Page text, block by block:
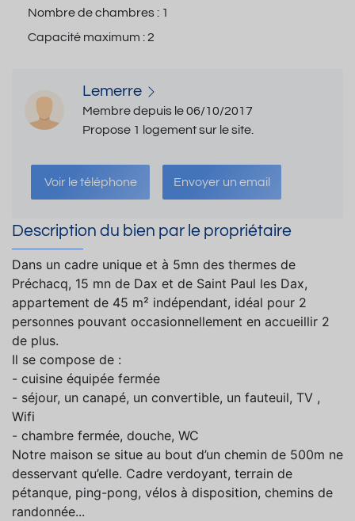
Nombre de chambres : 1
Capacité maximum :2
Lemerre
Membre depuis le 06/10/2017
Propose 1 logement sur le site.
Voir le téléphone Envoyer un email
Description du bien par le propriétaire
Dans un cadre unique et à 5mn des thermes de
Préchacq, 15 mn de Dax et de Saint Paul les Dax,
appartement de 45 m² indépendant, idéal pour 2
personnes pouvant occasionnellement en accueillir 2
de plus.
Il se compose de :
- cuisine équipée fermée
- séjour, un canapé, un convertible, un fauteuil, TV ,
Wifi
- chambre fermée, douche, WC
Notre maison se situe au bout d’un chemin de 500m ne
desservant qu’elle. Cadre verdoyant, terrain de
pétanque, ping-pong, vélos à disposition, chemins de
randonnée...